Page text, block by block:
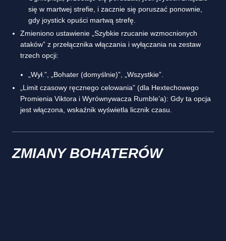
się w martwej strefie, i zacznie się poruszać ponownie,
gdy joystick opuści martwą strefę.
Zmieniono ustawienie „Szybkie rzucanie wzmocnionych
ataków” z przełącznika włączania i wyłączania na zestaw
trzech opcji:
„Wył.”, „Bohater (domyślnie)”, „Wszystkie”.
„Limit czasowy ręcznego celowania” (dla Hextechowego
Promienia Viktora i Wyrównywacza Rumble’a): Gdy ta opcja
jest włączona, wskaźnik wyświetla licznik czasu.
ZMIANY BOHATERÓW